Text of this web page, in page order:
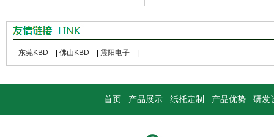
东莞KBD 佛山KBD 震阳电子
首页 产品展示 纸托定制 产品优势 研发